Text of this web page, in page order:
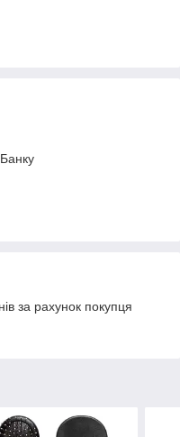
за рахунок покупця